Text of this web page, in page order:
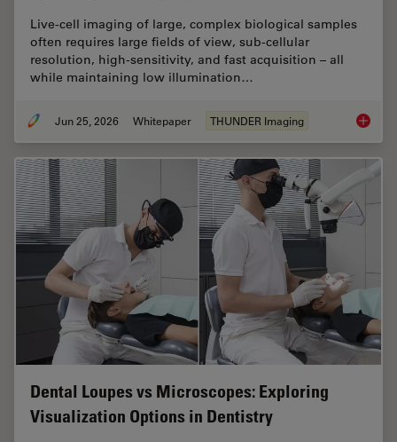
Live‑cell imaging of large, complex biological samples
often requires large fields of view, sub-cellular
resolution, high-sensitivity, and fast acquisition – all
while maintaining low illumination…
Jun 25, 2026 Whitepaper THUNDER Imaging Fast,
Dental Loupes vs Microscopes: Exploring
Visualization Options in Dentistry